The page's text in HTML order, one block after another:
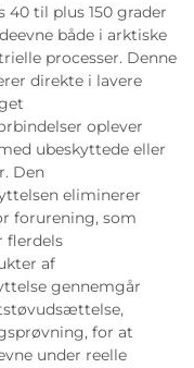
til plus 150 grader
både i arktiske
processer. Denne
direkte i lavere
oplever
ubeskyttede eller
Den
eliminerer
forurening, som
flerdels
af
gennemgår
for at
under reelle